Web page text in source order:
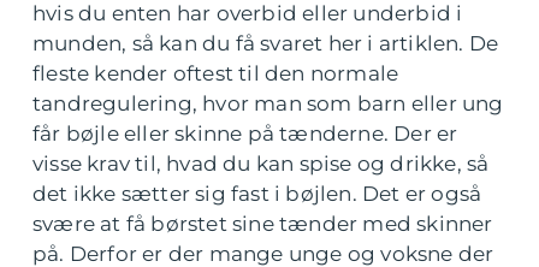
hvis du enten har overbid eller underbid i
munden, så kan du få svaret her i artiklen. De
fleste kender oftest til den normale
tandregulering, hvor man som barn eller ung
får bøjle eller skinne på tænderne. Der er
visse krav til, hvad du kan spise og drikke, så
det ikke sætter sig fast i bøjlen. Det er også
svære at få børstet sine tænder med skinner
på. Derfor er der mange unge og voksne der